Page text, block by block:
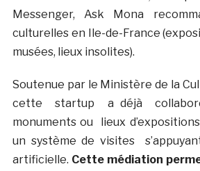
Messenger, Ask Mona
culturelles en Ile-de-France
musées, lieux insolites).
Soutenue par le Ministère de la
cette startup a déjà
monuments ou lieux
un système de visites
artificielle. Cette médiation